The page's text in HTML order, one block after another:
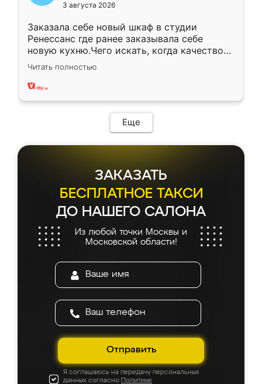
3 августа 2026
Заказала себе новый шкаф в студии
Ренессанс где ранее заказывала себе
новую кухню.Чего искать, когда качеством
вполне довольна. Служит кухня уже почти
два года, нареканий нет.
Читать полностью
Еще
ЗАКАЗАТЬ
БЕСПЛАТНОЕ ТАКСИ
ДО НАШЕГО САЛОНА
Из любой точки Москвы и
Московской области!
Отправить
Я соглашаюсь на передачу персональных
данных согласно Политике